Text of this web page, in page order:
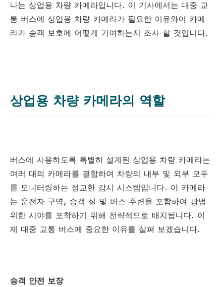
나는 상업용 차량 카메라입니다. 이 기사에서는 대중 교
통 버스에 상업용 차량 카메라가 필요한 이유와이 카메
라가 승객 보호에 어떻게 기여하는지 조사 할 것입니다.
상업용 차량 카메라의 역할
버스에 사용하도록 특별히 설계된 상업용 차량 카메라는
여러 대의 카메라를 결합하여 차량의 내부 및 외부 모두
를 모니터링하는 정교한 감시 시스템입니다. 이 카메라
는 운전자 구역, 승객 실 및 버스 주변을 포함하여 광범
위한 시야를 포착하기 위해 전략적으로 배치됩니다. 이
제 대중 교통 버스에 중요한 이유를 살펴 보겠습니다.
승객 안전 보장